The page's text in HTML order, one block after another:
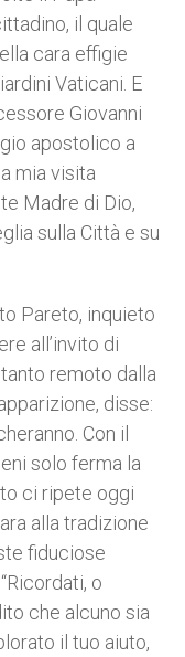
il quale
cara effigie
Vaticani. E
Giovanni
apostolico a
mia visita
Madre di Dio,
sulla Città e su
Pareto, inquieto
all’invito di
remoto dalla
disse:
Con il
solo ferma la
ci ripete oggi
alla tradizione
fiduciose
o
che alcuno sia
il tuo aiuto,